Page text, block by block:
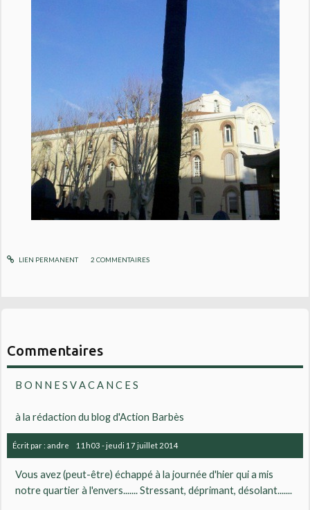
LIEN PERMANENT 2 COMMENTAIRES
Commentaires
B O N N E S V A C A N C E S
à la rédaction du blog d'Action Barbès
Écrit par :andre 11h03 -jeudi 17juillet 2014
Vous avez (peut-être) échappé à la journée d'hier qui a mis
notre quartier à l'envers....... Stressant, déprimant, désolant.......